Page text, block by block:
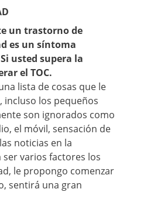
un trastorno de
es un síntoma
usted supera la
el TOC.
lista de cosas que le
incluso los pequeños
son ignorados como
el móvil, sensación de
noticias en la
varios factores los
le propongo comenzar
sentirá una gran